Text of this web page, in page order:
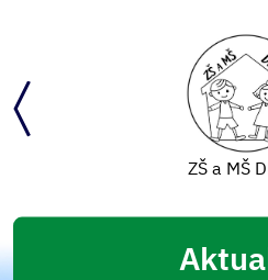
ZŠ a MŠ